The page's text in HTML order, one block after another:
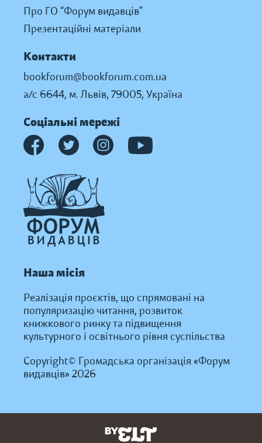
Про ГО “Форум видавців”
Презентаційні матеріали
Контакти
bookforum@bookforum.com.ua
а/с 6644, м. Львів, 79005, Україна
Соціальні мережі
Наша місія
Реалізація проєктів, що спрямовані на
популяризацію читання, розвиток
книжкового ринку та підвищення
культурного і освітнього рівня суспільства
Copyright© Громадська організація «Форум
видавців» 2026